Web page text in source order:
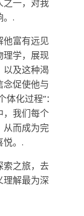
之一，对我
。.
他富有远见
理学，展现
以及这种渴
念促使他与
化过程”：
，我们每个
从而成为完
悦。.
索之旅，去
理解最为深